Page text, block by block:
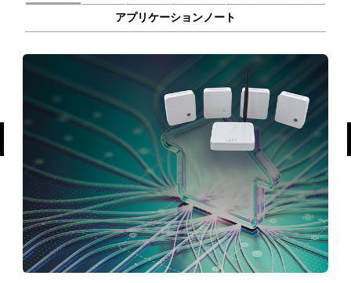
アプリケーションノート